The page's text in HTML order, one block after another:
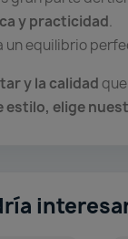
y practicidad.
un equilibrio
y la calidad
estilo, elige